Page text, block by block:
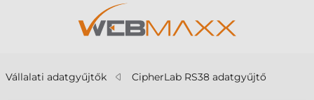
Vállalati adatgyűjtők CipherLab RS38 adatgyűjtő